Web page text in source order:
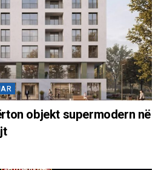
objekt supermodern në